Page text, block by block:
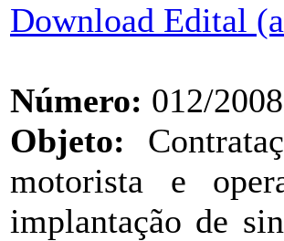
Download Edital
Número: 012/2008
Objeto:
motorista e
implantação de